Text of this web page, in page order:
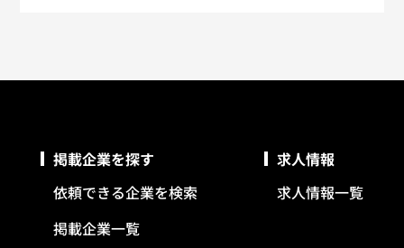
掲載企業を探す
依頼できる企業を検索
掲載企業一覧
求人情報
求人情報一覧